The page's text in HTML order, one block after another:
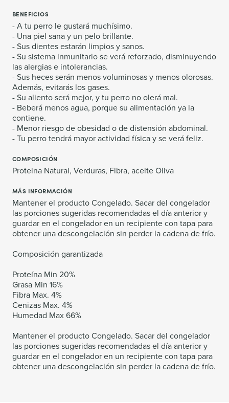
BENEFICIOS
- A tu perro le gustará muchísimo.
- Una piel sana y un pelo brillante.
- Sus dientes estarán limpios y sanos.
- Su sistema inmunitario se verá reforzado, disminuyendo
las alergias e intolerancias.
- Sus heces serán menos voluminosas y menos olorosas.
Además, evitarás los gases.
- Su aliento será mejor, y tu perro no olerá mal.
- Beberá menos agua, porque su alimentación ya la
contiene.
- Menor riesgo de obesidad o de distensión abdominal.
- Tu perro tendrá mayor actividad física y se verá feliz.
COMPOSICIÓN
Proteina Natural, Verduras, Fibra, aceite Oliva
MÁS INFORMACIÓN
Mantener el producto Congelado. Sacar del congelador
las porciones sugeridas recomendadas el día anterior y
guardar en el congelador en un recipiente con tapa para
obtener una descongelación sin perder la cadena de frío.
Composición garantizada
Proteína Min 20%
Grasa Min 16%
Fibra Max. 4%
Cenizas Max. 4%
Humedad Max 66%
Mantener el producto Congelado. Sacar del congelador
las porciones sugeridas recomendadas el día anterior y
guardar en el congelador en un recipiente con tapa para
obtener una descongelación sin perder la cadena de frío.